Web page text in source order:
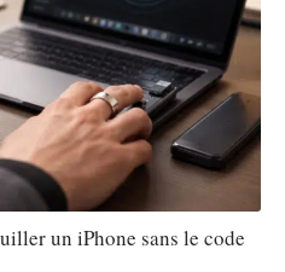
un iPhone sans le code